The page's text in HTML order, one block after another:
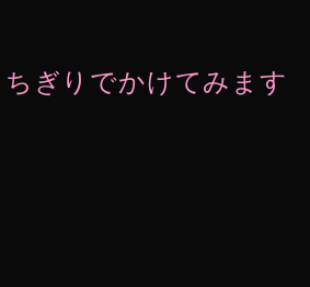
ぎりでかけてみます